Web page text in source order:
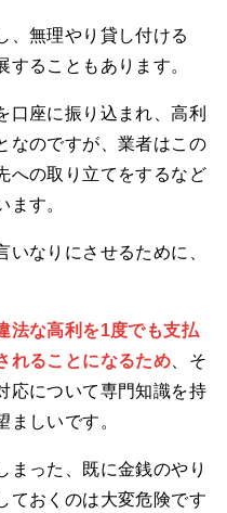
、無理やり貸し付ける
することもあります。
口座に振り込まれ、高利
なのですが、業者はこの
への取り立てをするなど
ます。
なりにさせるために、
法な高利を1度でも支払
れることになるため 、そ
応について専門知識を持
ましいです。
まった、既に金銭のやり
ておくのは大変危険です